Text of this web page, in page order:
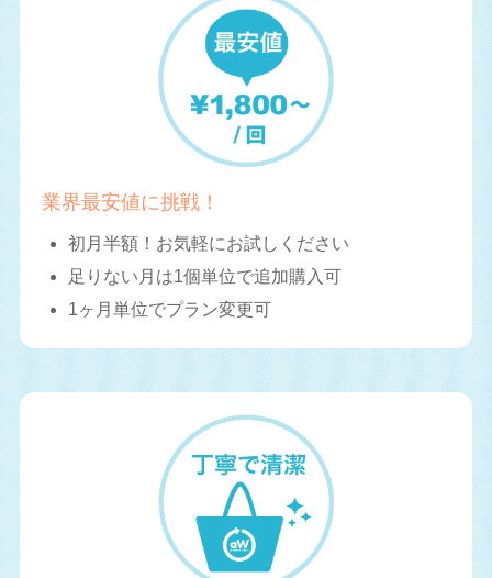
業界最安値に挑戦！
初月半額！お気軽にお試しください
足りない月は1個単位で追加購入可
1ヶ月単位でプラン変更可